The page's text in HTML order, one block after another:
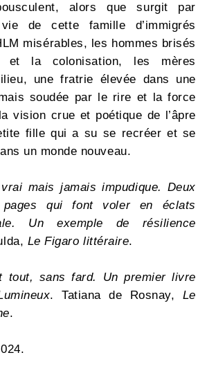
alors que surgit par
de cette famille d’immigrés
misérables, les hommes brisés
et la colonisation, les mères
une fratrie élevée dans une
soudée par le rire et la force
vision crue et poétique de l’âpre
fille qui a su se recréer et se
un monde nouveau.
mais jamais impudique. Deux
pages qui font voler en éclats
Un exemple de résilience
Le Figaro littéraire.
tout, sans fard. Un premier livre
. Tatiana de Rosnay, Le
.